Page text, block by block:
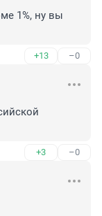
1%, ну вы
+13 –0
+3 –0